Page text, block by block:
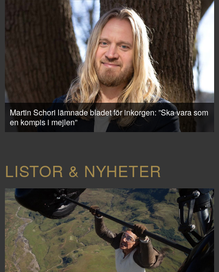
Martin Schori lämnade bladet för inkorgen: ”Ska vara som
en kompis i mejlen”
LISTOR & NYHETER